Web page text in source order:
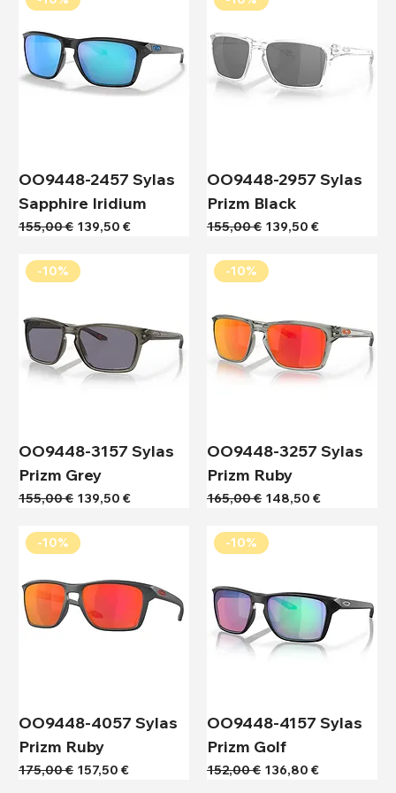
OO9448-2457 Sylas
Sapphire Iridium
Κανονική τιμή
155,00 € Τιμή Έκπτωσης
139,50 €
OO9448-2957 Sylas
Prizm Black
Κανονική τιμή
155,00 € Τιμή Έκπτωσης
139,50 €
-10%
OO9448-3157 Sylas
Prizm Grey
Κανονική τιμή
155,00 € Τιμή Έκπτωσης
139,50 €
-10%
OO9448-3257 Sylas
Prizm Ruby
Κανονική τιμή
165,00 € Τιμή Έκπτωσης
148,50 €
-10%
OO9448-4057 Sylas
Prizm Ruby
Κανονική τιμή
175,00 € Τιμή Έκπτωσης
157,50 €
-10%
OO9448-4157 Sylas
Prizm Golf
Κανονική τιμή
152,00 € Τιμή Έκπτωσης
136,80 €